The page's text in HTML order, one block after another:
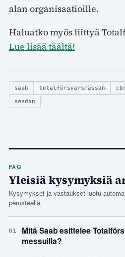
alan organisaatioille.
Haluatko myös liittyä
Lue lisää täältä!
saab totalförsvarsmässan
sweden
FAQ
Yleisiä kysymyksiä
Kysymykset ja vastaukset luotu
perusteella.
01
Mitä Saab esittelee
messuilla?